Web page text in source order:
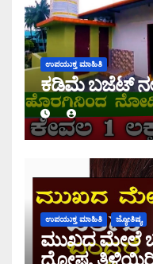
ಉಪಯುಕ್ತ ಮಾಹಿತಿ
ಕಡಿಮೆ ಬಜೆಟ್
ಉಪಯುಕ್ತ ಮಾಹಿತಿ ಜ್ಯೋತಿಷ್ಯ
ಮುಖದ ಮೇಲೆ